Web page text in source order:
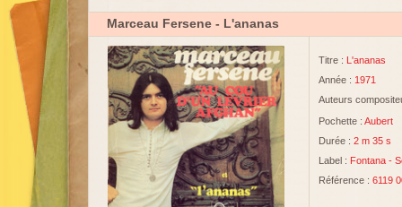
Marceau Fersene - L'ananas
Titre : L'ananas
Année : 1971
Auteurs
Pochette : Aubert
Durée : 2 m 35 s
Label : Fontana -
Référence : 6119